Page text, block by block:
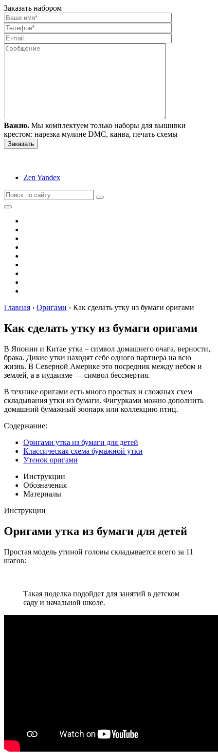
Заказать набором
Важно. Мы комплектуем только наборы для вышивки
крестом: нарезка мулине DMC, канва, печать схемы
Zen Yandex
Главная › Оригами › Как сделать утку из бумаги оригами
Как сделать утку из бумаги оригами
В Японии и Китае утка – символ домашнего очага, верности,
брака. Дикие утки находят себе одного партнера на всю
жизнь. В Северной Америке это посредник между небом и
землей, а в иудаизме — символ бессмертия.
В технике оригами есть много простых и сложных схем
складывания утки из бумаги. Фигурками можно дополнить
домашний бумажный зоопарк или коллекцию птиц.
Содержание:
Оригами утка из бумаги для детей
Классическая схема бумажной утки
Утенок оригами
Инструкции
Обозначения
Материалы
Инструкции
Оригами утка из бумаги для детей
Простая модель утиной головы складывается всего за 11
шагов:
Такая поделка подойдет для занятий в детском
саду и начальной школе.